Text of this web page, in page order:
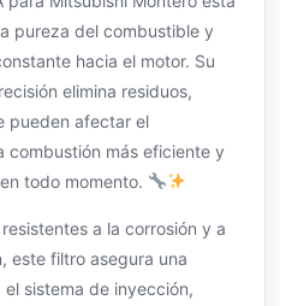
pureza del combustible y
hacia el motor. Su
elimina residuos,
pueden afectar el
combustión más eficiente y
todo momento.
a la corrosión y a
este filtro asegura una
sistema de inyección,